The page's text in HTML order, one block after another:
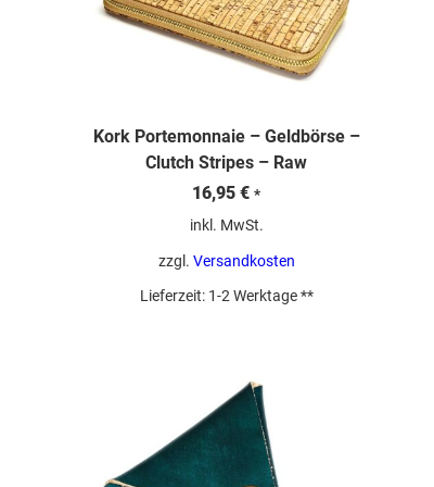
Kork Portemonnaie – Geldbörse –
Clutch Stripes – Raw
16,95 € *
inkl. MwSt.
zzgl. Versandkosten
Lieferzeit: 1-2 Werktage **